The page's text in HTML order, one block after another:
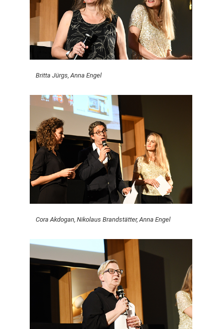
Britta Jürgs, Anna Engel
Cora Akdogan, Nikolaus Brandstätter, Anna Engel